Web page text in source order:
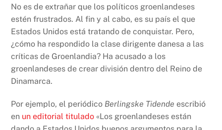
No es de extrañar que los políticos groenlandeses
estén frustrados. Al fin y al cabo, es su país el que
Estados Unidos está tratando de conquistar. Pero,
¿cómo ha respondido la clase dirigente danesa a las
críticas de Groenlandia? Ha acusado a los
groenlandeses de crear división dentro del Reino de
Dinamarca.
Por ejemplo, el periódico Berlingske Tidende escribió
en un editorial titulado «Los groenlandeses están